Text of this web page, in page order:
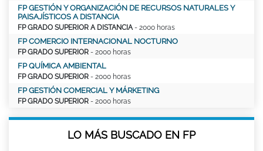
FP GESTIÓN Y ORGANIZACIÓN DE RECURSOS NATURALES Y
PAISAJÍSTICOS A DISTANCIA
FP GRADO SUPERIOR A DISTANCIA- 2000 horas
FP COMERCIO INTERNACIONAL NOCTURNO
FP GRADO SUPERIOR - 2000 horas
FP QUÍMICA AMBIENTAL
FP GRADO SUPERIOR - 2000 horas
FP GESTIÓN COMERCIAL Y MÁRKETING
FP GRADO SUPERIOR - 2000 horas
LO MÁS BUSCADO EN FP